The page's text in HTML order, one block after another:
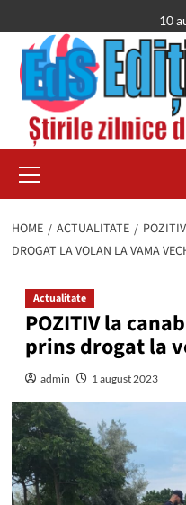
to
content
10
Menu
HOME ACTUALITATE
DROGAT LA VOLAN LA VAMA
Actualitate
POZITIV la
prins drogat la
admin 1 august 2023